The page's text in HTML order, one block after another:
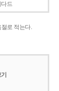
다드
절로 적는다.